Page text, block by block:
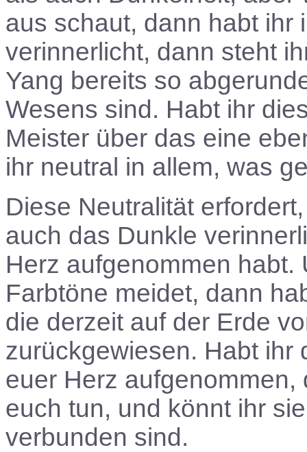
aus schaut, dann habt ihr
verinnerlicht, dann steht
Yang bereits so
Wesens sind. Habt ihr
Meister über das eine
ihr neutral in allem, was
Diese Neutralität
auch das Dunkle
Herz aufgenommen
Farbtöne meidet, dann
die derzeit auf der Erde
zurückgewiesen. Habt ihr
euer Herz
euch tun, und könnt ihr
verbunden sind.